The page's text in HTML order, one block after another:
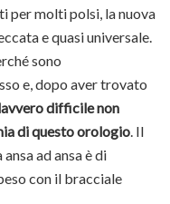
per molti polsi, la nuova
e quasi universale.
sono
e, dopo aver trovato
difficile non
di questo orologio. Il
ad ansa è di
con il bracciale